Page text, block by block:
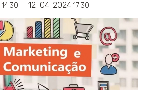
14:30 — 12-04-2024 17:30